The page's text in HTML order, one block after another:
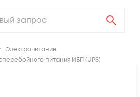
Электропитание
питания ИБП (UPS)